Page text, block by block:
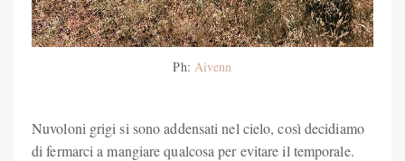
Ph: Aivenn
Nuvoloni grigi si sono addensati nel cielo, così decidiamo
di fermarci a mangiare qualcosa per evitare il temporale.